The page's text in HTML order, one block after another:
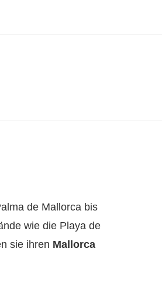
de Mallorca bis
wie die Playa de
sie ihren Mallorca